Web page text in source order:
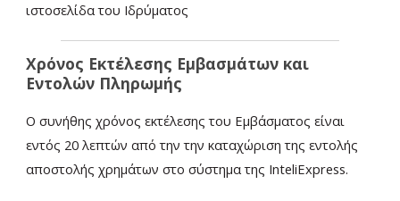
ιστοσελίδα του Ιδρύματος
Χρόνος Εκτέλεσης Εμβασμάτων και
Εντολών Πληρωμής
Ο συνήθης χρόνος εκτέλεσης του Εμβάσματος είναι
εντός 20 λεπτών από την την καταχώριση της εντολής
αποστολής χρημάτων στο σύστημα της InteliExpress.